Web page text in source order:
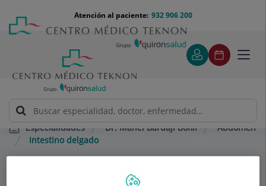
contenido
Menú
teléfono
cabecera
932 906 200
Atención al paciente:
Especialidades Dr. Manel Bardají Bofill
Abdomen
Intestino delgado